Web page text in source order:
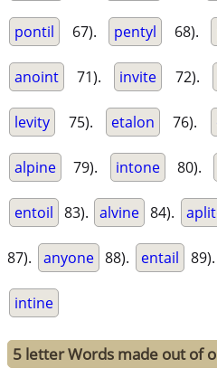
pontil 67). pentyl 68).
anoint 71). invite 72).
levity 75). etalon 76).
alpine 79). intone 80).
entoil 83). alvine 84).
87). anyone 88). entail 89).
intine
5 letter Words made out of